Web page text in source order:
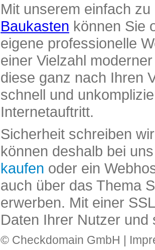
Mit unserem einfach
Baukasten können Sie
eigene professionelle
einer Vielzahl
diese ganz nach Ihren
schnell und
Internetauftritt.
Sicherheit schreiben
können deshalb bei
kaufen oder ein
auch über das Thema
erwerben. Mit einer
Daten Ihrer Nutzer und
© Checkdomain GmbH |